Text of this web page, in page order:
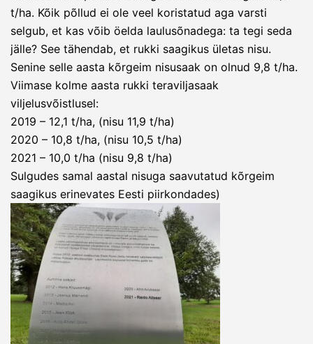
t/ha. Kõik põllud ei ole veel koristatud aga varsti
selgub, et kas võib öelda laulusõnadega: ta tegi seda
jälle? See tähendab, et rukki saagikus ületas nisu.
Senine selle aasta kõrgeim nisusaak on olnud 9,8 t/ha.
Viimase kolme aasta rukki teraviljasaak
viljelusvõistlusel:
2019 – 12,1 t/ha, (nisu 11,9 t/ha)
2020 – 10,8 t/ha, (nisu 10,5 t/ha)
2021 – 10,0 t/ha (nisu 9,8 t/ha)
Sulgudes samal aastal nisuga saavutatud kõrgeim
saagikus erinevates Eesti piirkondades)